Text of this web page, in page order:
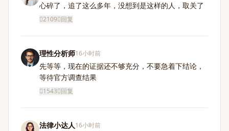
心碎了，追了这么多年，没想到是这样的人，取关了
2109 回复
理性分析师16小时前
先等等，现在的证据还不够充分，不要急着下结论，
等待官方调查结果
1543 回复
法律小达人16小时前